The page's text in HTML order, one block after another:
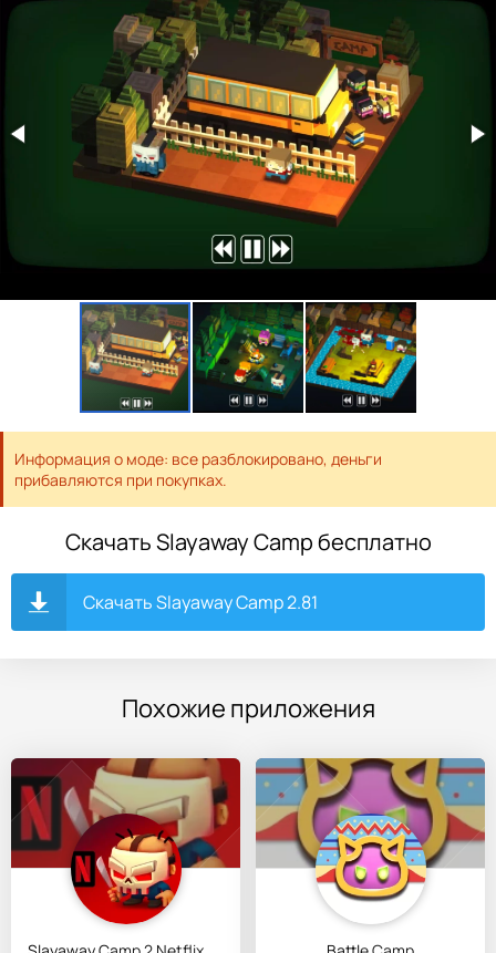
Информация о моде: все разблокировано, деньги
прибавляются при покупках.
Скачать Slayaway Camp бесплатно
Скачать Slayaway Camp 2.81
Похожие приложения